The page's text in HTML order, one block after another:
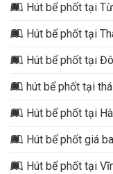
Hút bể phốt tại
Hút bể phốt tại
Hút bể phốt tại
hút bể phốt tại
Hút bể phốt tại
Hút bể phốt giá
Hút bể phốt tại